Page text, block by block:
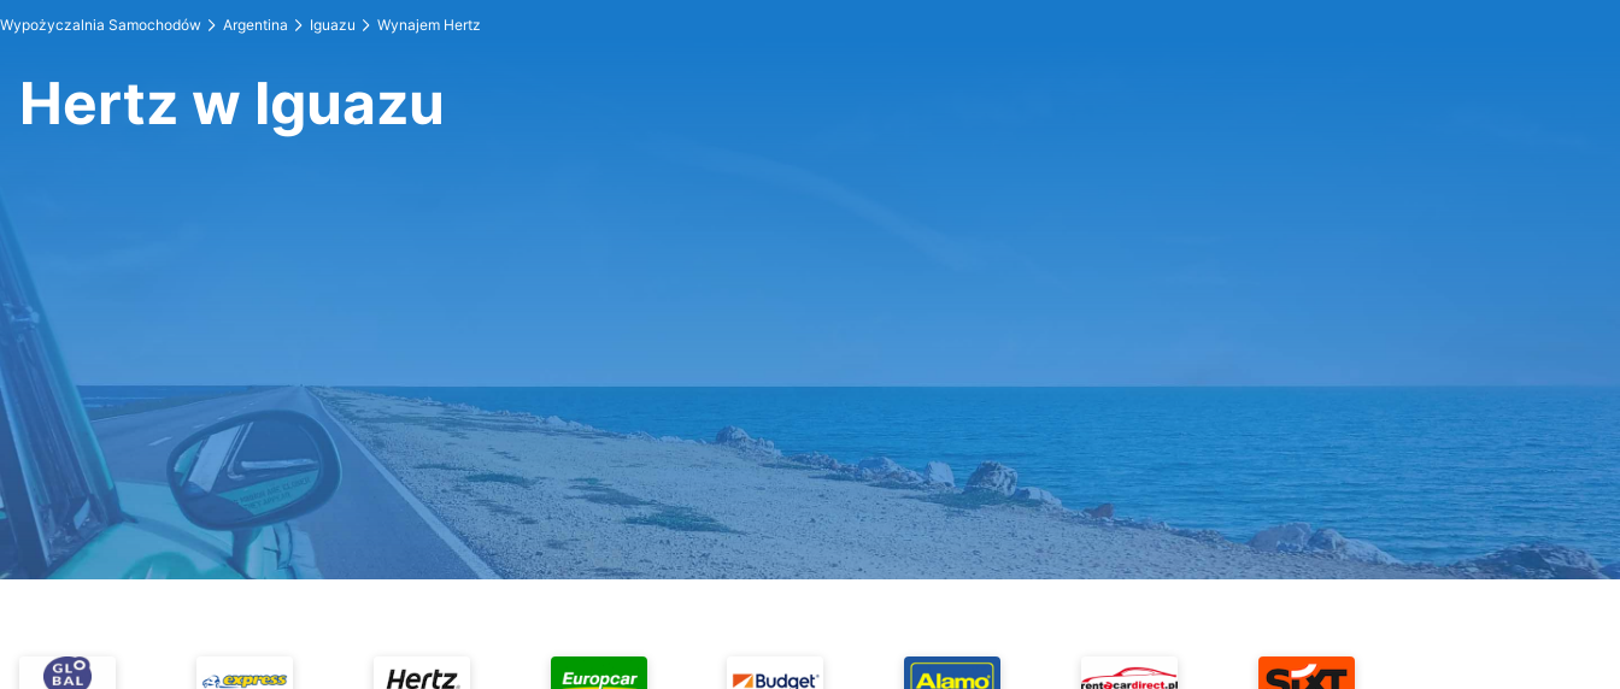
Wypożyczalnia Samochodów Argentina Iguazu Wynajem Hertz
Hertz w Iguazu